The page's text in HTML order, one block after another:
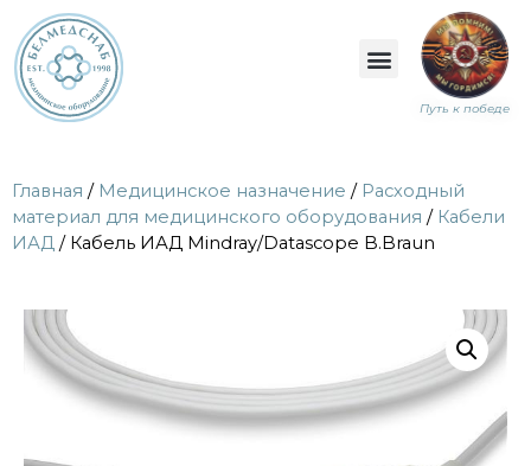
Путь к победе
Главная / Медицинское назначение / Расходный
материал для медицинского оборудования / Кабели
ИАД / Кабель ИАД Mindray/Datascope B.Braun